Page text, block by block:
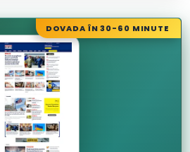
DOVADA ÎN 30-60 MINUTE